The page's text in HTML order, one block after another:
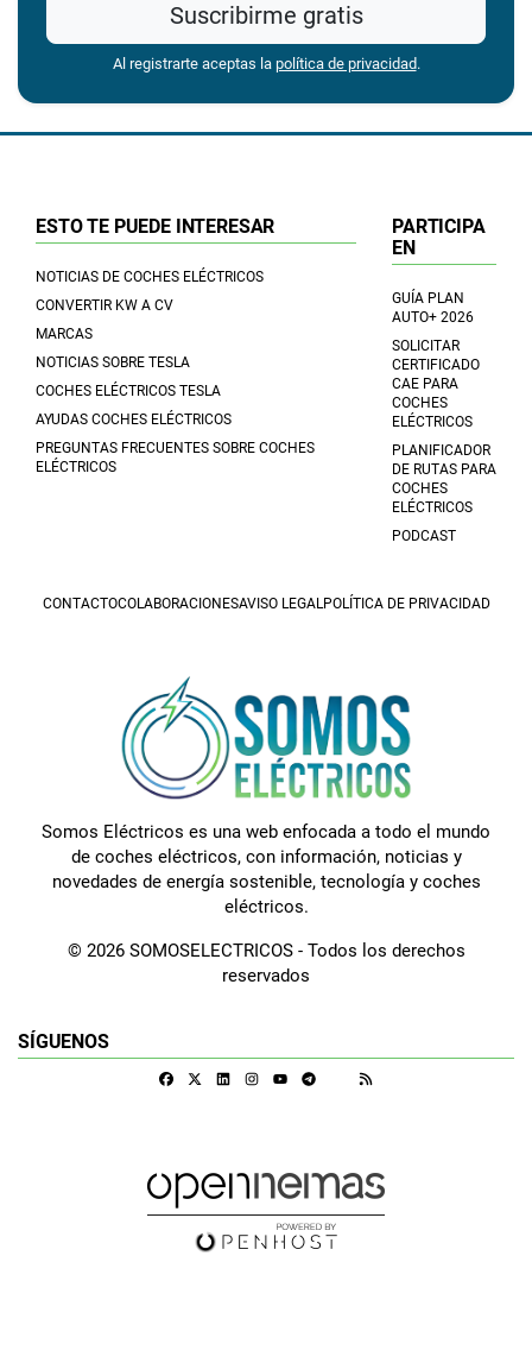
Suscribirme gratis
Al registrarte aceptas la política de privacidad.
ESTO TE PUEDE INTERESAR
NOTICIAS DE COCHES ELÉCTRICOS
CONVERTIR KW A CV
MARCAS
NOTICIAS SOBRE TESLA
COCHES ELÉCTRICOS TESLA
AYUDAS COCHES ELÉCTRICOS
PREGUNTAS FRECUENTES SOBRE COCHES
ELÉCTRICOS
PARTICIPA
EN
GUÍA PLAN
AUTO+ 2026
SOLICITAR
CERTIFICADO
CAE PARA
COCHES
ELÉCTRICOS
PLANIFICADOR
DE RUTAS PARA
COCHES
ELÉCTRICOS
PODCAST
CONTACTOCOLABORACIONESAVISO LEGALPOLÍTICA DE PRIVACIDAD
Somos Eléctricos es una web enfocada a todo el mundo
de coches eléctricos, con información, noticias y
novedades de energía sostenible, tecnología y coches
eléctricos.
© 2026 SOMOSELECTRICOS - Todos los derechos
reservados
SÍGUENOS
FacebookLinkedinInstagramTelegram
Google Discover